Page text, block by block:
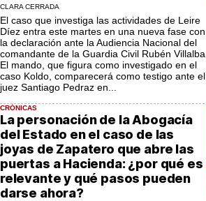
CLARA CERRADA
El caso que investiga las actividades de Leire
Díez entra este martes en una nueva fase con
la declaración ante la Audiencia Nacional del
comandante de la Guardia Civil Rubén Villalba.
El mando, que figura como investigado en el
caso Koldo, comparecerá como testigo ante el
juez Santiago Pedraz en...
CRÓNICAS
La personación de la Abogacía
del Estado en el caso de las
joyas de Zapatero que abre las
puertas a Hacienda: ¿por qué es
relevante y qué pasos pueden
darse ahora?